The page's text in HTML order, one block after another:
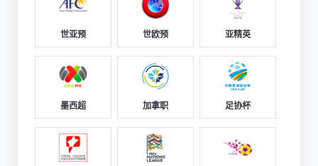
世亚预 世欧预 亚精英
墨西超 加拿职 足协杯